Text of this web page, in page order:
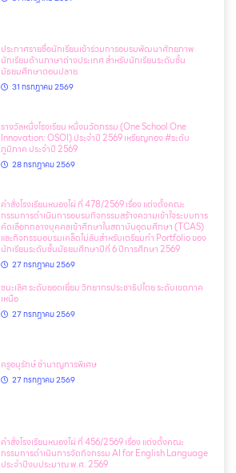
ประกาศรายชื่อนักเรียนเข้าร่วมการอบรมพัฒนาศักยภาพ
นักเรียนด้านภาษาต่างประเทศ สำหรับนักเรียนระดับชั้น
มัธยมศึกษาตอนปลาย
31 กรกฎาคม 2569
รางวัลหนึ่งโรงเรียน หนึ่งนวัตกรรม (One School One
Innovation: OSOI) ประจำปี 2569 เหรียญทอง #ระดับ
ภูมิภาค ประจำปี 2569
28 กรกฎาคม 2569
คำสั่งโรงเรียนหนองไผ่ ที่ 478/2569 เรื่อง แต่งตั้งคณะ
กรรมการดำเนินการอบรมกิจกรรมสร้างความเข้าใจระบบการ
คัดเลือกกลางบุคคลเข้าศึกษาในสถาบันอุดมศึกษา (TCAS)
และกิจกรรมอบรมเคล็ดไม่ลับสำหรับเตรียมทำ Portfolio ของ
นักเรียนระดับชั้นมัธยมศึกษาปีที่ 6 ปีการศึกษา 2569
27 กรกฎาคม 2569
ชนะเลิศ ระดับยอดเยี่ยม วิทยากรประชาธิปไตย ระดับเขตภาค
เหนือ
27 กรกฎาคม 2569
ครูอนุรักษ์ ชำนาญการพิเศษ
27 กรกฎาคม 2569
คำสั่งโรงเรียนหนองไผ่ ที่ 456/2569 เรื่อง แต่งตั้งคณะ
กรรมการดำเนินการจัดกิจกรรม AI for English Language
ประจำปีงบประมาณ พ.ศ. 2569